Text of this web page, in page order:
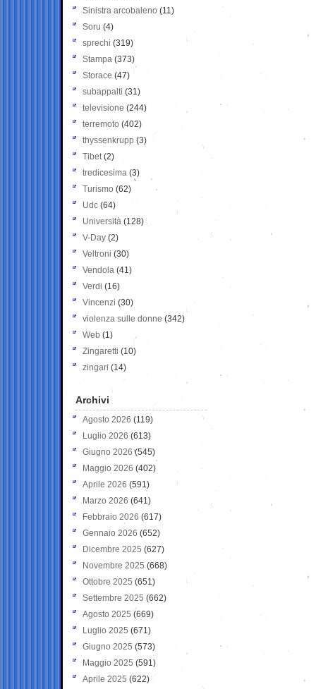
Sinistra arcobaleno (11)
Soru (4)
sprechi (319)
Stampa (373)
Storace (47)
subappalti (31)
televisione(244)
terremoto (402)
thyssenkrupp (3)
Tibet(2)
tredicesima (3)
Turismo (62)
Udc (64)
Università (128)
V-Day (2)
Veltroni (30)
Vendola (41)
Verdi (16)
Vincenzi (30)
violenza sulle donne (342)
Web (1)
Zingaretti (10)
zingari (14)
Archivi
Agosto 2026 (119)
Luglio 2026 (613)
Giugno 2026 (545)
Maggio 2026 (402)
Aprile 2026 (591)
Marzo 2026 (641)
Febbraio 2026 (617)
Gennaio 2026 (652)
Dicembre 2025 (627)
Novembre 2025 (668)
Ottobre 2025 (651)
Settembre 2025 (662)
Agosto 2025 (669)
Luglio 2025 (671)
Giugno 2025 (573)
Maggio 2025 (591)
Aprile 2025 (622)